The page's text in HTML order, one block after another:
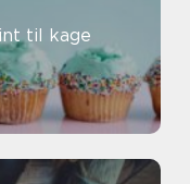
til kage